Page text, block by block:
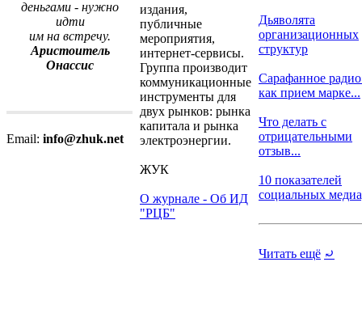
деньгами - нужно
идти
им на встречу.
Аристоитель
Онассис
Email: info@zhuk.net
издания,
публичные
мероприятия,
интернет-сервисы.
Группа производит
коммуникационные
инструменты для
двух рынков: рынка
капитала и рынка
электроэнергии.
ЖУК
О журнале - Об ИД
"РЦБ"
Дьяволята
организационных
структур
Сарафанное
как прием марке...
Что делать с
отрицательными
отзыв...
10 показателей
социальных
Читать ещё ⤾